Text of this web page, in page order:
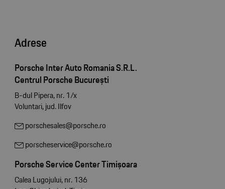
Adrese
Porsche Inter Auto Romania S.R.L.
Centrul Porsche București
B-dul Pipera, nr. 1/x
Voluntari, jud. Ilfov
porschesales@porsche.ro
porscheservice@porsche.ro
Porsche Service Center Timișoara
Calea Lugojului, nr. 136